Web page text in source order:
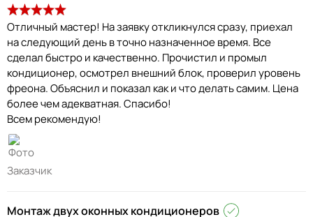
Отличный мастер! На заявку откликнулся сразу, приехал
на следующий день в точно назначенное время. Все
сделал быстро и качественно. Прочистил и промыл
кондиционер, осмотрел внешний блок, проверил уровень
фреона. Объяснил и показал как и что делать самим. Цена
более чем адекватная. Спасибо!
Заказчик
Монтаж двух оконных кондиционеров